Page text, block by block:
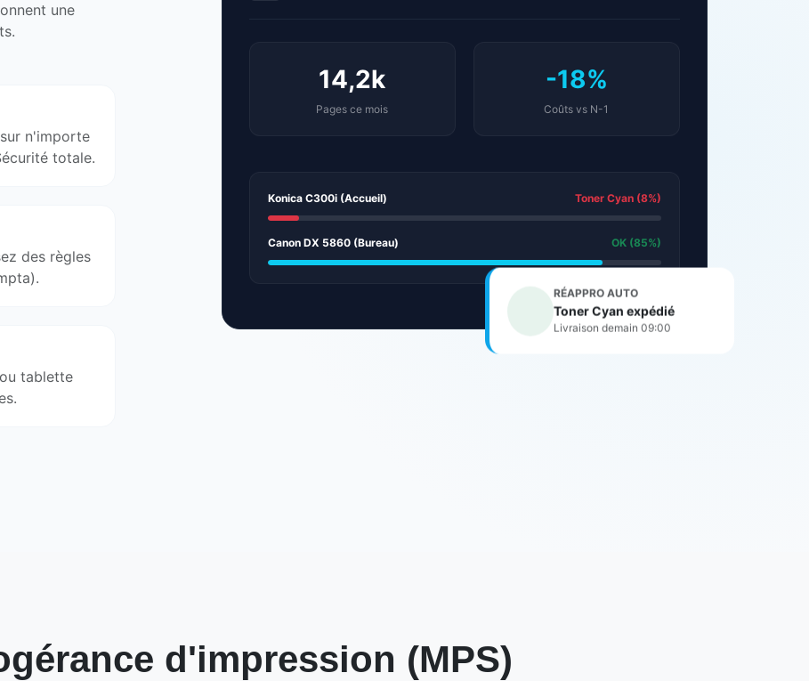
une
n'importe
totale.
des règles
tablette
14,2k
Pages ce mois
-18%
Coûts vs N-1
Konica C300i (Accueil) Toner Cyan (8%)
Canon DX 5860 (Bureau) OK (85%)
RÉAPPRO AUTO
Toner Cyan expédié
Livraison demain 09:00
d'impression (MPS)